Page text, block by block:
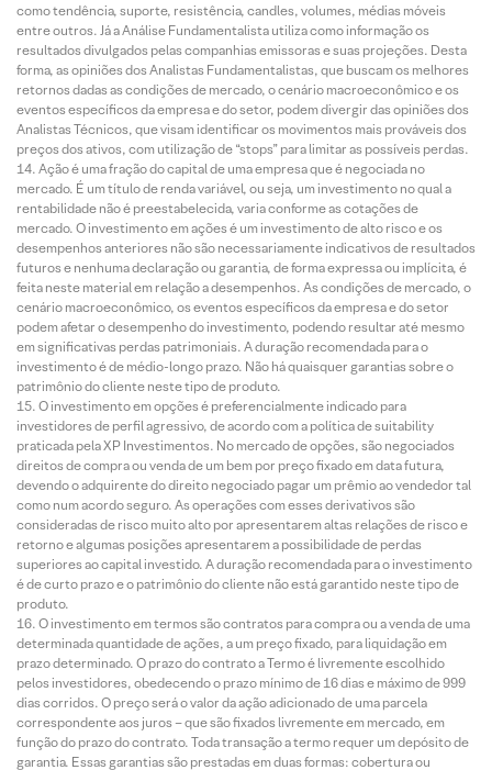
como tendência, suporte, resistência, candles, volumes, médias móveis
entre outros. Já a Análise Fundamentalista utiliza como informação os
resultados divulgados pelas companhias emissoras e suas projeções. Desta
forma, as opiniões dos Analistas Fundamentalistas, que buscam os melhores
retornos dadas as condições de mercado, o cenário macroeconômico e os
eventos específicos da empresa e do setor, podem divergir das opiniões dos
Analistas Técnicos, que visam identificar os movimentos mais prováveis dos
preços dos ativos, com utilização de “stops” para limitar as possíveis perdas.
Ação é uma fração do capital de uma empresa que é negociada no
mercado. É um título de renda variável, ou seja, um investimento no qual a
rentabilidade não é preestabelecida, varia conforme as cotações de
mercado. O investimento em ações é um investimento de alto risco e os
desempenhos anteriores não são necessariamente indicativos de resultados
futuros e nenhuma declaração ou garantia, de forma expressa ou implícita, é
feita neste material em relação a desempenhos. As condições de mercado, o
cenário macroeconômico, os eventos específicos da empresa e do setor
podem afetar o desempenho do investimento, podendo resultar até mesmo
em significativas perdas patrimoniais. A duração recomendada para o
investimento é de médio-longo prazo. Não há quaisquer garantias sobre o
patrimônio do cliente neste tipo de produto.
O investimento em opções é preferencialmente indicado para
investidores de perfil agressivo, de acordo com a política de suitability
praticada pela XP Investimentos. No mercado de opções, são negociados
direitos de compra ou venda de um bem por preço fixado em data futura,
devendo o adquirente do direito negociado pagar um prêmio ao vendedor tal
como num acordo seguro. As operações com esses derivativos são
consideradas de risco muito alto por apresentarem altas relações de risco e
retorno e algumas posições apresentarem a possibilidade de perdas
superiores ao capital investido. A duração recomendada para o investimento
é de curto prazo e o patrimônio do cliente não está garantido neste tipo de
produto.
O investimento em termos são contratos para compra ou a venda de uma
determinada quantidade de ações, a um preço fixado, para liquidação em
prazo determinado. O prazo do contrato a Termo é livremente escolhido
pelos investidores, obedecendo o prazo mínimo de 16 dias e máximo de 999
dias corridos. O preço será o valor da ação adicionado de uma parcela
correspondente aos juros – que são fixados livremente em mercado, em
função do prazo do contrato. Toda transação a termo requer um depósito de
garantia. Essas garantias são prestadas em duas formas: cobertura ou